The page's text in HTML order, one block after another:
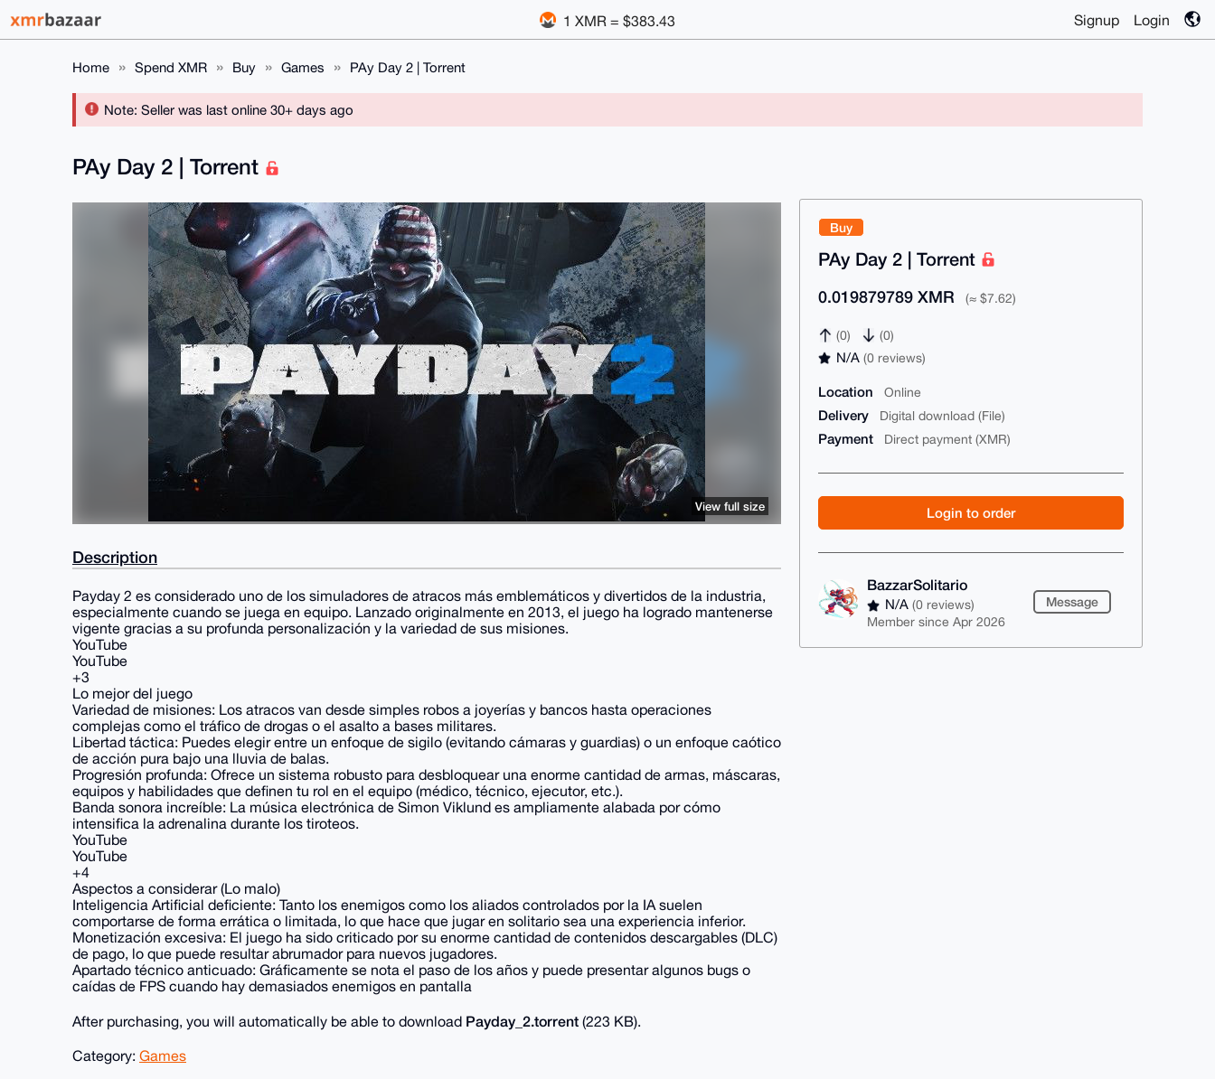
1 XMR = $383.43 Signup Login
Home Spend XMR Buy Games PAy Day 2 | Torrent
Note: Seller was last online 30+ days ago
Buy
PAy Day 2 | Torrent
0.019879789 XMR (≈ $7.62)
(0) (0)
N/A(0 reviews)
Location Online
Delivery Digital download (File)
Payment Direct payment (XMR)
Login to order
BazzarSolitario
N/A(0 reviews)
Member since Apr 2026
Message
PAy Day 2 | Torrent
View full size
Description
Payday 2 es considerado uno de los simuladores de atracos más emblemáticos y divertidos de la industria,
especialmente cuando se juega en equipo. Lanzado originalmente en 2013, el juego ha logrado mantenerse
vigente gracias a su profunda personalización y la variedad de sus misiones.
YouTube
YouTube
+3
Lo mejor del juego
Variedad de misiones: Los atracos van desde simples robos a joyerías y bancos hasta operaciones
complejas como el tráfico de drogas o el asalto a bases militares.
Libertad táctica: Puedes elegir entre un enfoque de sigilo (evitando cámaras y guardias) o un enfoque caótico
de acción pura bajo una lluvia de balas.
Progresión profunda: Ofrece un sistema robusto para desbloquear una enorme cantidad de armas, máscaras,
equipos y habilidades que definen tu rol en el equipo (médico, técnico, ejecutor, etc.).
Banda sonora increíble: La música electrónica de Simon Viklund es ampliamente alabada por cómo
intensifica la adrenalina durante los tiroteos.
YouTube
YouTube
+4
Aspectos a considerar (Lo malo)
Inteligencia Artificial deficiente: Tanto los enemigos como los aliados controlados por la IA suelen
comportarse de forma errática o limitada, lo que hace que jugar en solitario sea una experiencia inferior.
Monetización excesiva: El juego ha sido criticado por su enorme cantidad de contenidos descargables (DLC)
de pago, lo que puede resultar abrumador para nuevos jugadores.
Apartado técnico anticuado: Gráficamente se nota el paso de los años y puede presentar algunos bugs o
caídas de FPS cuando hay demasiados enemigos en pantalla
After purchasing, you will automatically be able to download Payday_2.torrent (223 KB).
Category: Games